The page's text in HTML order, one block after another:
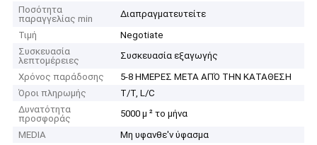
Ποσότητα
παραγγελίας min
Διαπραγματευτείτε
Τιμή
Negotiate
Συσκευασία
λεπτομέρειες
Συσκευασία εξαγωγής
Χρόνος παράδοσης
5-8 ΗΜΕΡΕΣ ΜΕΤΑ ΑΠΌ ΤΗΝ ΚΑΤΑΘΕΣΗ
Όροι πληρωμής
T/T, L/C
Δυνατότητα
προσφοράς
5000 μ ² το μήνα
MEDIA
Μη υφανθε'ν ύφασμα